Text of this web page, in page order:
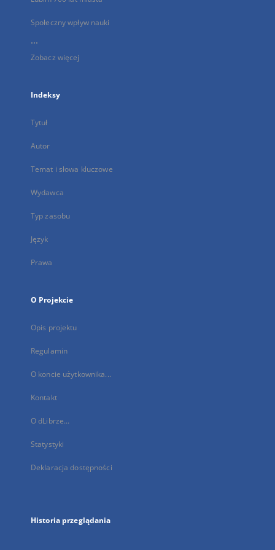
Społeczny wpływ nauki
...
Zobacz więcej
Indeksy
Tytuł
Autor
Temat i słowa kluczowe
Wydawca
Typ zasobu
Język
Prawa
O Projekcie
Opis projektu
Regulamin
O koncie użytkownika...
Kontakt
O dLibrze...
Statystyki
Deklaracja dostępności
Historia przeglądania